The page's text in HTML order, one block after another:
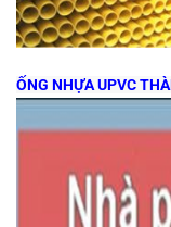
ỐNG NHỰA UPVC